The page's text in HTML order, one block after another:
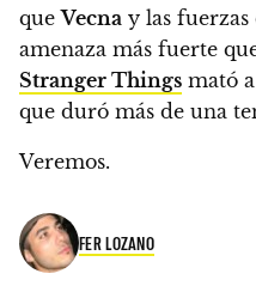
queVecna ​​y las fuerzas
amenaza más fuerte
Stranger Things mató
que duró más de una
Veremos.
FER LOZANO